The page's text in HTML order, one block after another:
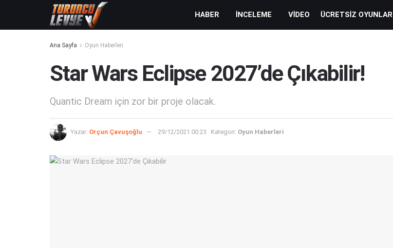
HABER İNCELEME VIDEO ÜCRETSIZ OYUNLAR
Ana Sayfa Oyun Haberleri
Star Wars Eclipse 2027’de Çıkabilir!
Quantic Dream için zor bir proje olacak.
Yazar: Orçun Çavuşoğlu 29/12/2021 00:23 Kategori: Oyun Haberleri